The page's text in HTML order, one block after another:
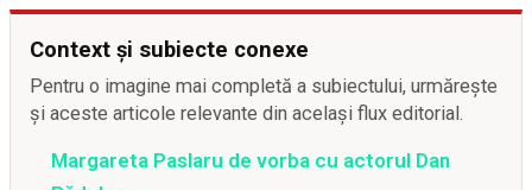
Context și subiecte conexe
Pentru o imagine mai completă a subiectului, urmărește
și aceste articole relevante din același flux editorial.
Margareta Paslaru de vorba cu actorul Dan